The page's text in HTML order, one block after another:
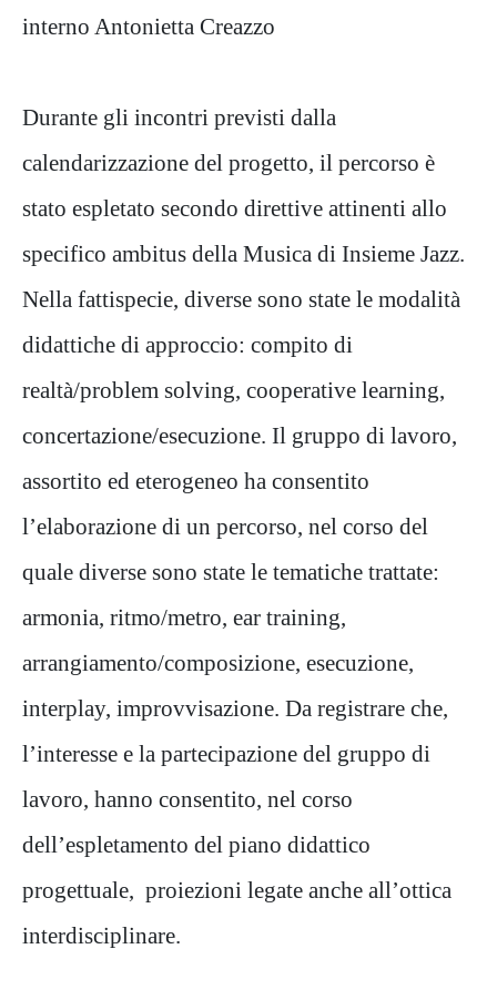
interno Antonietta Creazzo
Durante gli incontri previsti dalla
calendarizzazione del progetto, il percorso è
stato espletato secondo direttive attinenti allo
specifico ambitus della Musica di Insieme Jazz.
Nella fattispecie, diverse sono state le modalità
didattiche di approccio: compito di
realtà/problem solving, cooperative learning,
concertazione/esecuzione. Il gruppo di lavoro,
assortito ed eterogeneo ha consentito
l’elaborazione di un percorso, nel corso del
quale diverse sono state le tematiche trattate:
armonia, ritmo/metro, ear training,
arrangiamento/composizione, esecuzione,
interplay, improvvisazione. Da registrare che,
l’interesse e la partecipazione del gruppo di
lavoro, hanno consentito, nel corso
dell’espletamento del piano didattico
progettuale, proiezioni legate anche all’ottica
interdisciplinare.